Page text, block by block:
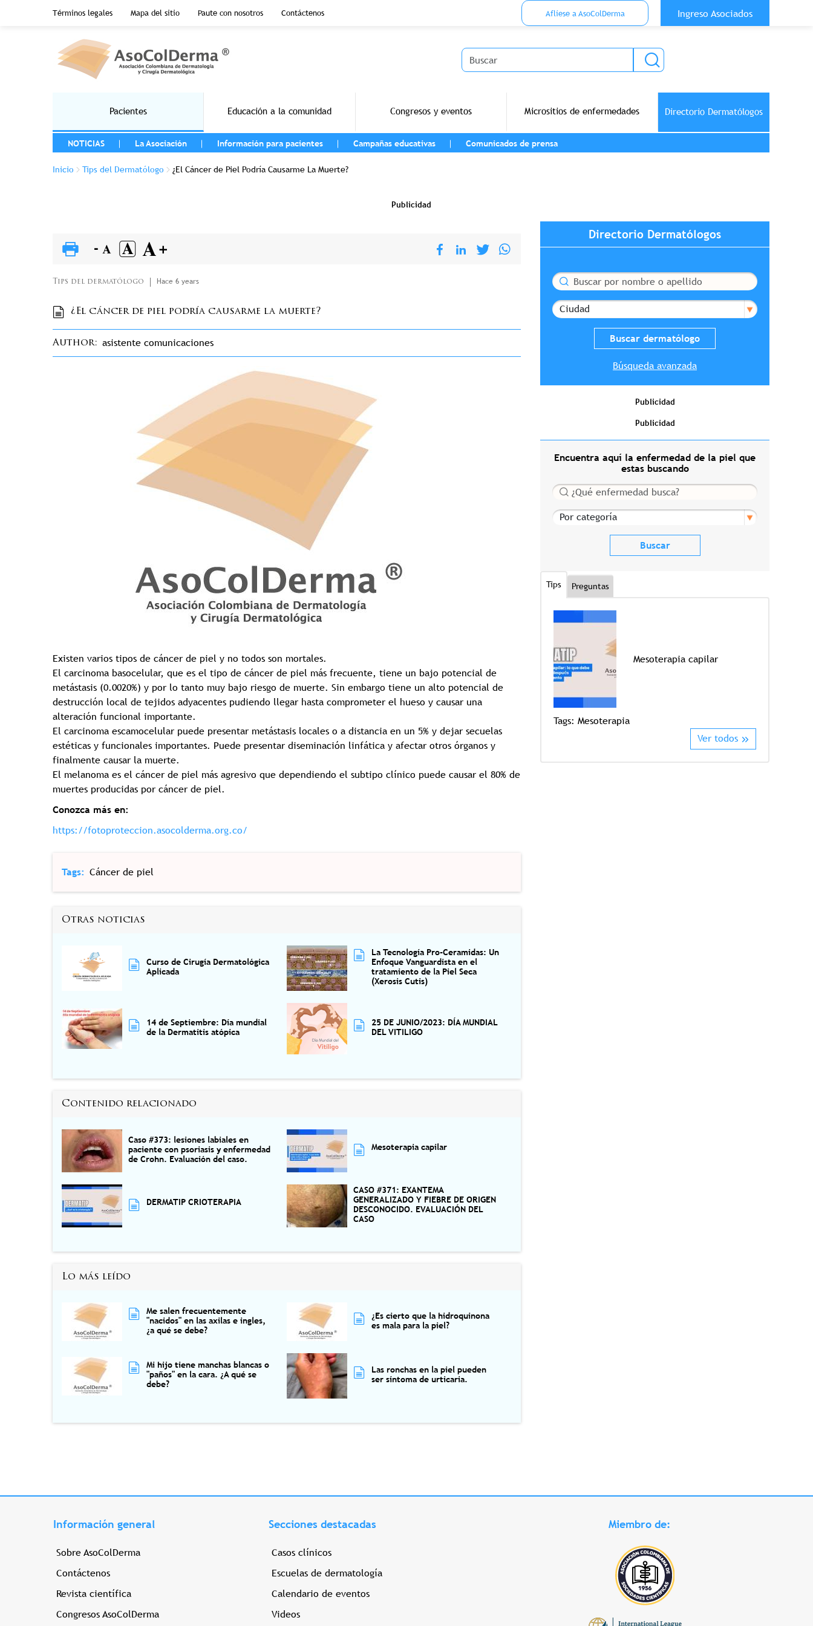
Pasar al contenido principal
Términos legales
Mapa del sitio Paute con nosotros Contáctenos
Menu Top Anónimo
Aflíese a AsoColDerma
Ingreso Asociados
Buscar
Pacientes Educación a la comunidad Congresos y eventos Micrositios de enfermedades Directorio Dermatólogos
MENU LEFT
NOTICIAS
La Asociación Información para pacientes Campañas educativas Comunicados de prensa
Sobrescribir enlaces de ayuda a la navegación
Inicio Tips del Dermatólogo ¿El Cáncer de Piel Podría Causarme La Muerte?
Publicidad
Tips del dermatólogo Hace 6 years
¿El cáncer de piel podría causarme la muerte?
Author asistente comunicaciones
Existen varios tipos de cáncer de piel y no todos son mortales.
El carcinoma basocelular, que es el tipo de cáncer de piel más frecuente, tiene un bajo potencial de
metástasis (0.0020%) y por lo tanto muy bajo riesgo de muerte. Sin embargo tiene un alto potencial de
destrucción local de tejidos adyacentes pudiendo llegar hasta comprometer el hueso y causar una
alteración funcional importante.
El carcinoma escamocelular puede presentar metástasis locales o a distancia en un 5% y dejar secuelas
estéticas y funcionales importantes. Puede presentar diseminación linfática y afectar otros órganos y
finalmente causar la muerte.
El melanoma es el cáncer de piel más agresivo que dependiendo el subtipo clínico puede causar el 80% de
muertes producidas por cáncer de piel.
Conozca más en:
https://fotoproteccion.asocolderma.org.co/
Tags Cáncer de piel
Otras noticias
Curso de Cirugía Dermatológica
Aplicada
La Tecnología Pro-Ceramidas: Un
Enfoque Vanguardista en el
tratamiento de la Piel Seca
(Xerosis Cutis)
14 de Septiembre: Día mundial
de la Dermatitis atópica
25 DE JUNIO/2023: DÍA MUNDIAL
DEL VITILIGO
Contenido relacionado
Caso #373: lesiones labiales en
paciente con psoriasis y enfermedad
de Crohn. Evaluación del caso.
Mesoterapia capilar
DERMATIP CRIOTERAPIA
CASO #371: EXANTEMA
GENERALIZADO Y FIEBRE DE ORIGEN
DESCONOCIDO. EVALUACIÓN DEL
CASO
Lo más leído
Me salen frecuentemente
"nacidos" en las axilas e ingles,
¿a qué se debe?
¿Es cierto que la hidroquinona
es mala para la piel?
Mi hijo tiene manchas blancas o
"paños" en la cara. ¿A qué se
debe?
Las ronchas en la piel pueden
ser síntoma de urticaria.
Directorio Dermatólogos
Buscar
Ciudad
Búsqueda avanzada
Publicidad
Publicidad
Encuentra aquí la enfermedad de la piel que
estas buscando
Buscar
Por categoría
Tips Preguntas
Mesoterapia capilar
Tags: Mesoterapia
Ver todos
Información general
Sobre AsoColDerma
Contáctenos
Revista científica
Congresos AsoColDerma
Secciones destacadas
Casos clínicos
Escuelas de dermatología
Calendario de eventos
Videos
Miembro de: